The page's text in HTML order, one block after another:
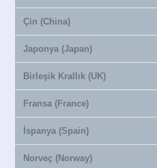
Çin (China)
Japonya (Japan)
Birleşik Krallık (UK)
Fransa (France)
İspanya (Spain)
Norveç (Norway)